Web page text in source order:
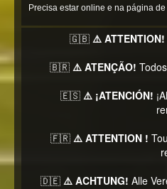
Precisa estar online e na página
🇬🇧 ⚠️ ATTENTION!
🇧🇷 ⚠️ ATENÇÃO!
🇪🇸 ⚠️ ¡ATENCIÓN!
🇫🇷 ⚠️ ATTENTION !
🇩🇪 ⚠️ ACHTUNG! Alle